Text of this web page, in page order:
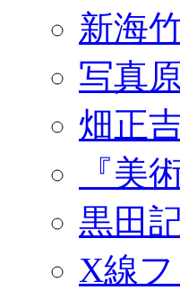
新海
写真
畑正
『美
黒田
X線